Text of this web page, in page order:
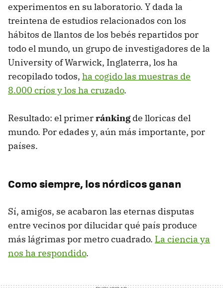
experimentos en su laboratorio. Y dada la
treintena de estudios relacionados con los
hábitos de llantos de los bebés repartidos por
todo el mundo, un grupo de investigadores de la
University of Warwick, Inglaterra, los ha
recopilado todos, ha cogido las muestras de
8.000 críos y los ha cruzado.
Resultado: el primerránkingde lloricas del
mundo. Por edades y, aún más importante, por
países.
Como siempre, los nórdicos ganan
Sí, amigos, se acabaron las eternas disputas
entre vecinos por dilucidar qué país produce
más lágrimas por metro cuadrado. La ciencia ya
nos ha respondido.